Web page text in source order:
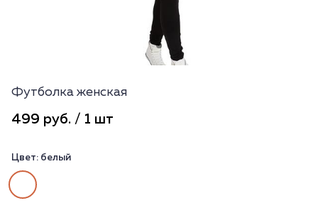
Футболка женская
499 руб. / 1 шт
Цвет: белый